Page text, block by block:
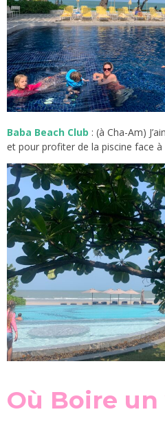
Baba Beach Club : (à Cha-Am)
et pour profiter de la piscine face à
Où Boire un